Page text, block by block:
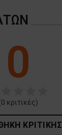
0
0 κριτικές)
ΚΡΙΤΙΚΉΣ